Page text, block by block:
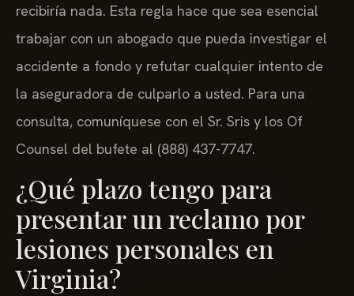
recibiría nada. Esta regla hace que sea esencial
trabajar con un abogado que pueda investigar el
accidente a fondo y refutar cualquier intento de
la aseguradora de culparlo a usted. Para una
consulta, comuníquese con el Sr. Sris y los Of
Counsel del bufete al (888) 437-7747.
¿Qué plazo tengo para
presentar un reclamo por
lesiones personales en
Virginia?